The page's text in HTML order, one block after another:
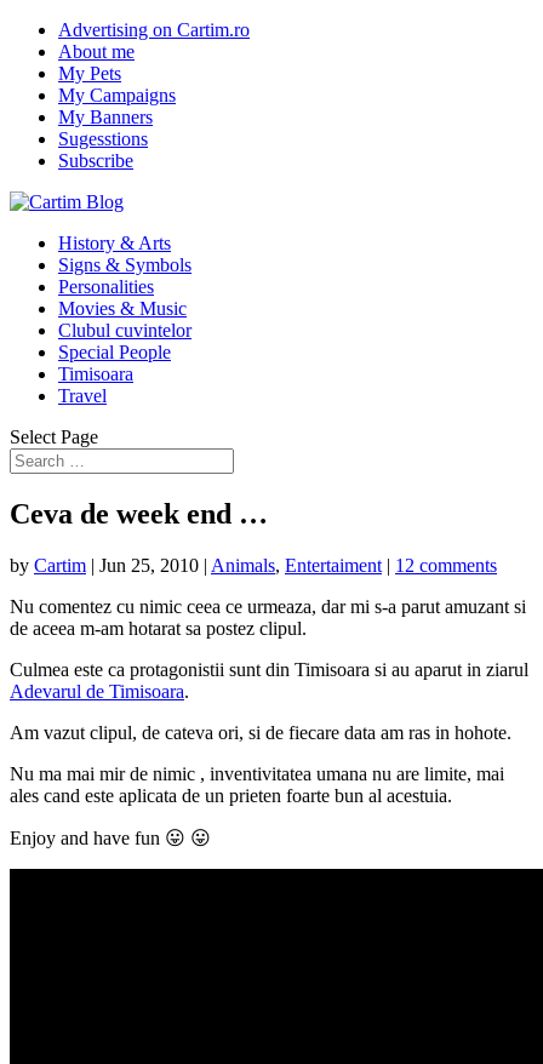
Advertising on Cartim.ro
About me
My Pets
My Campaigns
My Banners
Sugesstions
Subscribe
History & Arts
Signs & Symbols
Personalities
Movies & Music
Clubul cuvintelor
Special People
Timisoara
Travel
Select Page
Ceva de week end …
by Cartim | Jun 25, 2010 | Animals, Entertaiment | 12 comments
Nu comentez cu nimic ceea ce urmeaza, dar mi s-a parut amuzant si
de aceea m-am hotarat sa postez clipul.
Culmea este ca protagonistii sunt din Timisoara si au aparut in ziarul
Adevarul de Timisoara.
Am vazut clipul, de cateva ori, si de fiecare data am ras in hohote.
Nu ma mai mir de nimic , inventivitatea umana nu are limite, mai
ales cand este aplicata de un prieten foarte bun al acestuia.
Enjoy and have fun 😛 😛